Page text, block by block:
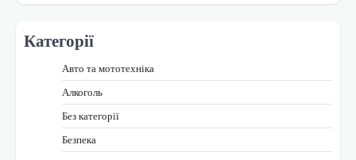
Категорії
Авто та мототехніка
Алкоголь
Без категорії
Безпека